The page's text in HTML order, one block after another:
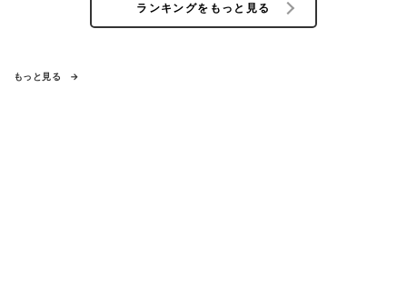
ランキングをもっと見る
もっと見る